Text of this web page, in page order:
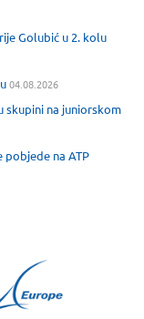
Golubić u 2. kolu
04.08.2026
skupini na juniorskom
pobjede na ATP